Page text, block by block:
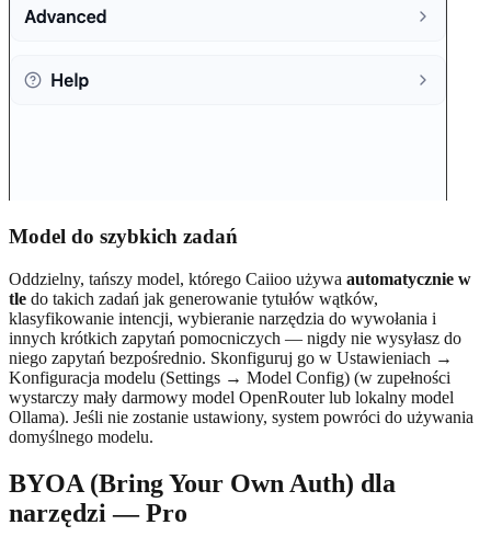
Model do szybkich zadań
Oddzielny, tańszy model, którego Caiioo używa automatycznie w
tle do takich zadań jak generowanie tytułów wątków,
klasyfikowanie intencji, wybieranie narzędzia do wywołania i
innych krótkich zapytań pomocniczych — nigdy nie wysyłasz do
niego zapytań bezpośrednio. Skonfiguruj go w Ustawieniach →
Konfiguracja modelu (Settings → Model Config) (w zupełności
wystarczy mały darmowy model OpenRouter lub lokalny model
Ollama). Jeśli nie zostanie ustawiony, system powróci do używania
domyślnego modelu.
BYOA (Bring Your Own Auth) dla
narzędzi — Pro